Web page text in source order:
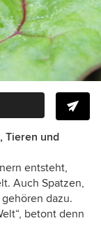
Tieren und
entsteht,
Auch Spatzen,
dazu.
betont denn